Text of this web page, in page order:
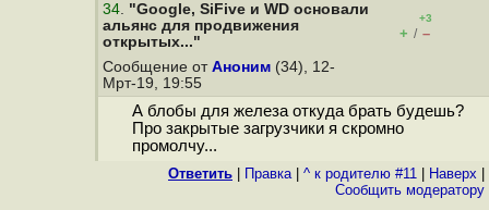
34. "Google, SiFive и WD основали
альянс для продвижения
открытых..."
+3
+ / –
Сообщение от Аноним (34), 12-
Мрт-19, 19:55
А блобы для железа откуда брать будешь?
Про закрытые загрузчики я скромно
промолчу...
Ответить Правка| ^ к родителю #11 Наверх
Cообщить модератору